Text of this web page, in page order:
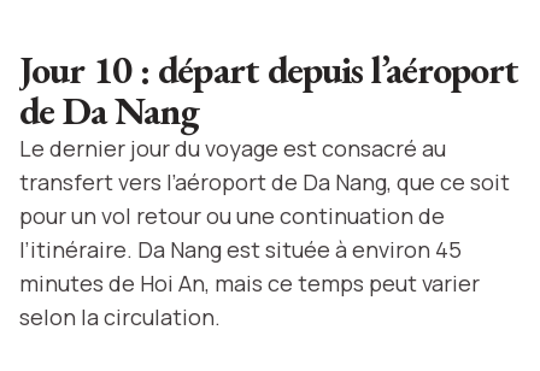
Jour 10 : départ depuis l’aéroport
de Da Nang
Le dernier jour du voyage est consacré au
transfert vers l’aéroport de Da Nang, que ce soit
pour un vol retour ou une continuation de
l’itinéraire. Da Nang est située à environ 45
minutes de Hoi An, mais ce temps peut varier
selon la circulation.